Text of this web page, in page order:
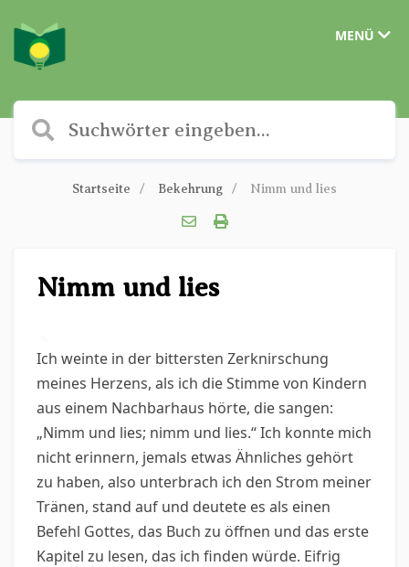
MENÜ
Startseite Bekehrung Nimm und lies
Nimm und lies
Ich weinte in der bittersten Zerknirschung
meines Herzens, als ich die Stimme von Kindern
aus einem Nachbarhaus hörte, die sangen:
„Nimm und lies; nimm und lies.“ Ich konnte mich
nicht erinnern, jemals etwas Ähnliches gehört
zu haben, also unterbrach ich den Strom meiner
Tränen, stand auf und deutete es als einen
Befehl Gottes, das Buch zu öffnen und das erste
Kapitel zu lesen, das ich finden würde. Eifrig